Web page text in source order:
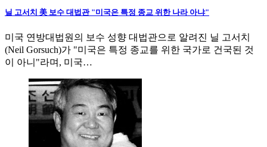
닐 고서치 美 보수 대법관 "미국은 특정 종교 위한 나라 아냐"
미국 연방대법원의 보수 성향 대법관으로 알려진 닐 고서치
(Neil Gorsuch)가 "미국은 특정 종교를 위한 국가로 건국된 것
이 아니"라며, 미국…